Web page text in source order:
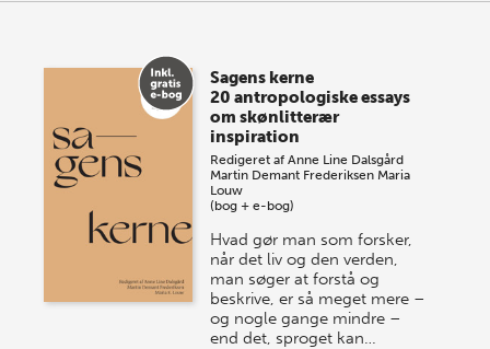
Sagens kerne
20 antropologiske essays
om skønlitterær
inspiration
Redigeret afAnne Line Dalsgård
Martin Demant Frederiksen Maria
Louw
(bog + e-bog)
Hvad gør man som forsker,
når det liv og den verden,
man søger at forstå og
beskrive, er så meget mere –
og nogle gange mindre –
end det, sproget kan…